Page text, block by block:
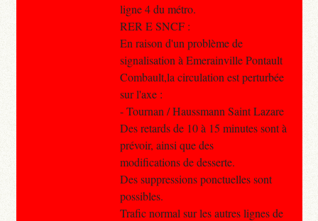
ligne 4 du métro.
RER E SNCF :
En raison d'un problème de
signalisation à Emerainville Pontault
Combault,la circulation est perturbée
sur l'axe :
- Tournan / Haussmann Saint Lazare
Des retards de 10 à 15 minutes sont à
prévoir, ainsi que des
modifications de desserte.
Des suppressions ponctuelles sont
possibles.
Trafic normal sur les autres lignes de